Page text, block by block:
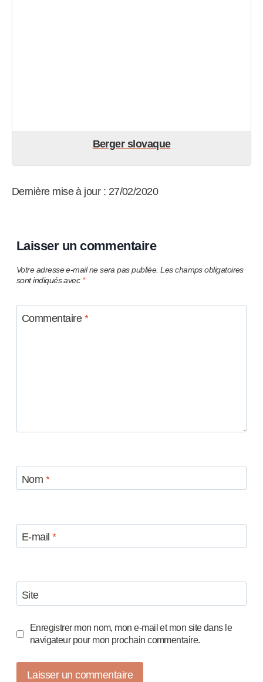
Berger slovaque
Dernière mise à jour : 27/02/2020
Laisser un commentaire
Votre adresse e-mail ne sera pas publiée. Les champs obligatoires
sont indiqués avec *
Commentaire *
Nom *
E-mail*
Site
Enregistrer mon nom, mon e-mail et mon site dans le
navigateur pour mon prochain commentaire.